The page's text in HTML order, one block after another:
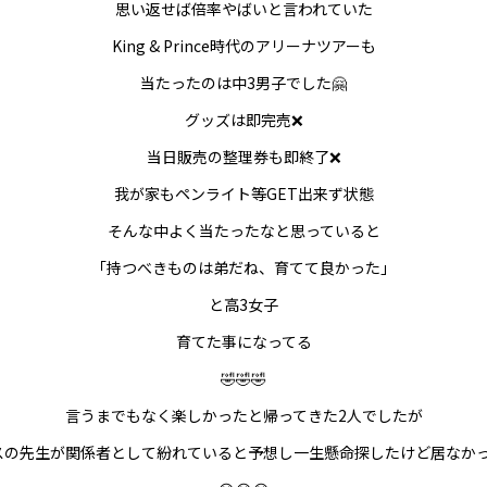
思い返せば倍率やばいと言われていた
King & Prince時代のアリーナツアーも
当たったのは中3男子でした🤗
グッズは即完売❌
当日販売の整理券も即終了❌
我が家もペンライト等GET出来ず状態
そんな中よく当たったなと思っていると
「持つべきものは弟だね、育てて良かった」
と高3女子
育てた事になってる
🤣🤣🤣
言うまでもなく楽しかったと帰ってきた2人でしたが
先生が関係者として紛れていると予想し一生懸命探したけど居なか